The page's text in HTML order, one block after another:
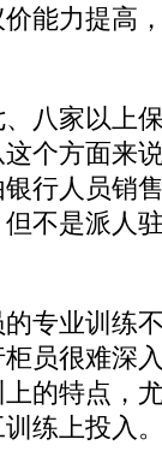
能力提高
家以上
个方面来
行人员销
不是派人
业训练
员很难深
的特点，
练上投入